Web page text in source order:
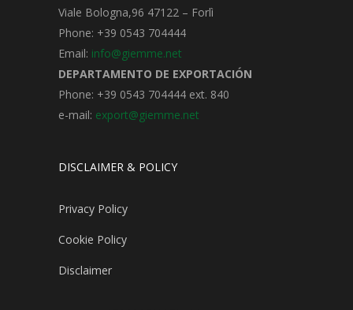
Viale Bologna,96 47122 – Forlì
Phone: +39 0543 704444
Email: info@giemme.net
DEPARTAMENTO DE EXPORTACIÓN
Phone: +39 0543 704444 ext. 840
e-mail: export@giemme.net
DISCLAIMER & POLICY
Privacy Policy
Cookie Policy
Disclaimer